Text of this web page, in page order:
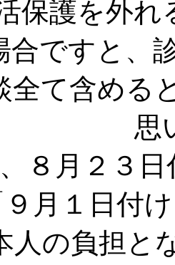
保護を外
合ですと、
全て含め
思
８月２３
月１日付
の負担と